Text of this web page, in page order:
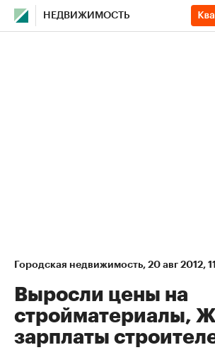
НЕДВИЖИМОСТЬ
Городская недвижимость⁠, 20 авг 2012,
Выросли цены на
стройматериалы,
зарплаты